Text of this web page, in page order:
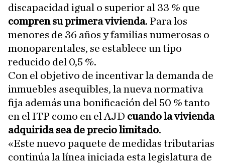
discapacidad igual o superior al 33 % que
compren su primera vivienda. Para los
menores de 36 años y familias numerosas o
monoparentales, se establece un tipo
reducido del 0,5 %.
Con el objetivo de incentivar la demanda de
inmuebles asequibles, la nueva normativa
fija además una bonificación del 50 % tanto
en el ITP como en el AJD cuando la vivienda
adquirida sea de precio limitado.
«Este nuevo paquete de medidas tributarias
continúa la línea iniciada esta legislatura de